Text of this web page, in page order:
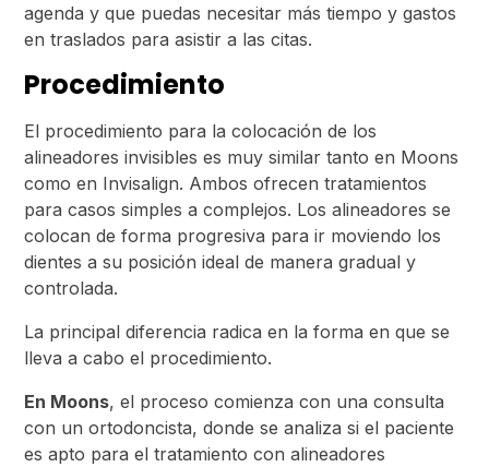
agenda y que puedas necesitar más tiempo y gastos
en traslados para asistir a las citas.
Procedimiento
El procedimiento para la colocación de los
alineadores invisibles es muy similar tanto en Moons
como en Invisalign. Ambos ofrecen tratamientos
para casos simples a complejos. Los alineadores se
colocan de forma progresiva para ir moviendo los
dientes a su posición ideal de manera gradual y
controlada.
La principal diferencia radica en la forma en que se
lleva a cabo el procedimiento.
En Moons, el proceso comienza con una consulta
con un ortodoncista, donde se analiza si el paciente
es apto para el tratamiento con alineadores